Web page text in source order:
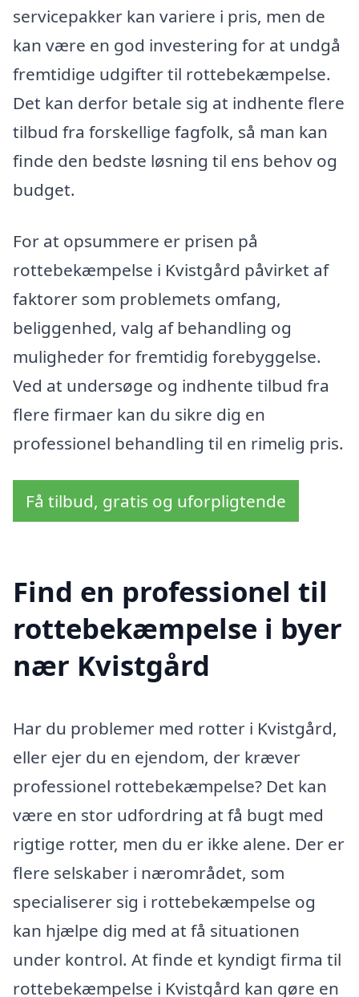
servicepakker kan variere i pris, men de
kan være en god investering for at undgå
fremtidige udgifter til rottebekæmpelse.
Det kan derfor betale sig at indhente flere
tilbud fra forskellige fagfolk, så man kan
finde den bedste løsning til ens behov og
budget.
For at opsummere er prisen på
rottebekæmpelse i Kvistgård påvirket af
faktorer som problemets omfang,
beliggenhed, valg af behandling og
muligheder for fremtidig forebyggelse.
Ved at undersøge og indhente tilbud fra
flere firmaer kan du sikre dig en
professionel behandling til en rimelig pris.
Få tilbud, gratis og uforpligtende
Find en professionel til
rottebekæmpelse i byer
nær Kvistgård
Har du problemer med rotter i Kvistgård,
eller ejer du en ejendom, der kræver
professionel rottebekæmpelse? Det kan
være en stor udfordring at få bugt med
rigtige rotter, men du er ikke alene. Der er
flere selskaber i nærområdet, som
specialiserer sig i rottebekæmpelse og
kan hjælpe dig med at få situationen
under kontrol. At finde et kyndigt firma til
rottebekæmpelse i Kvistgård kan gøre en